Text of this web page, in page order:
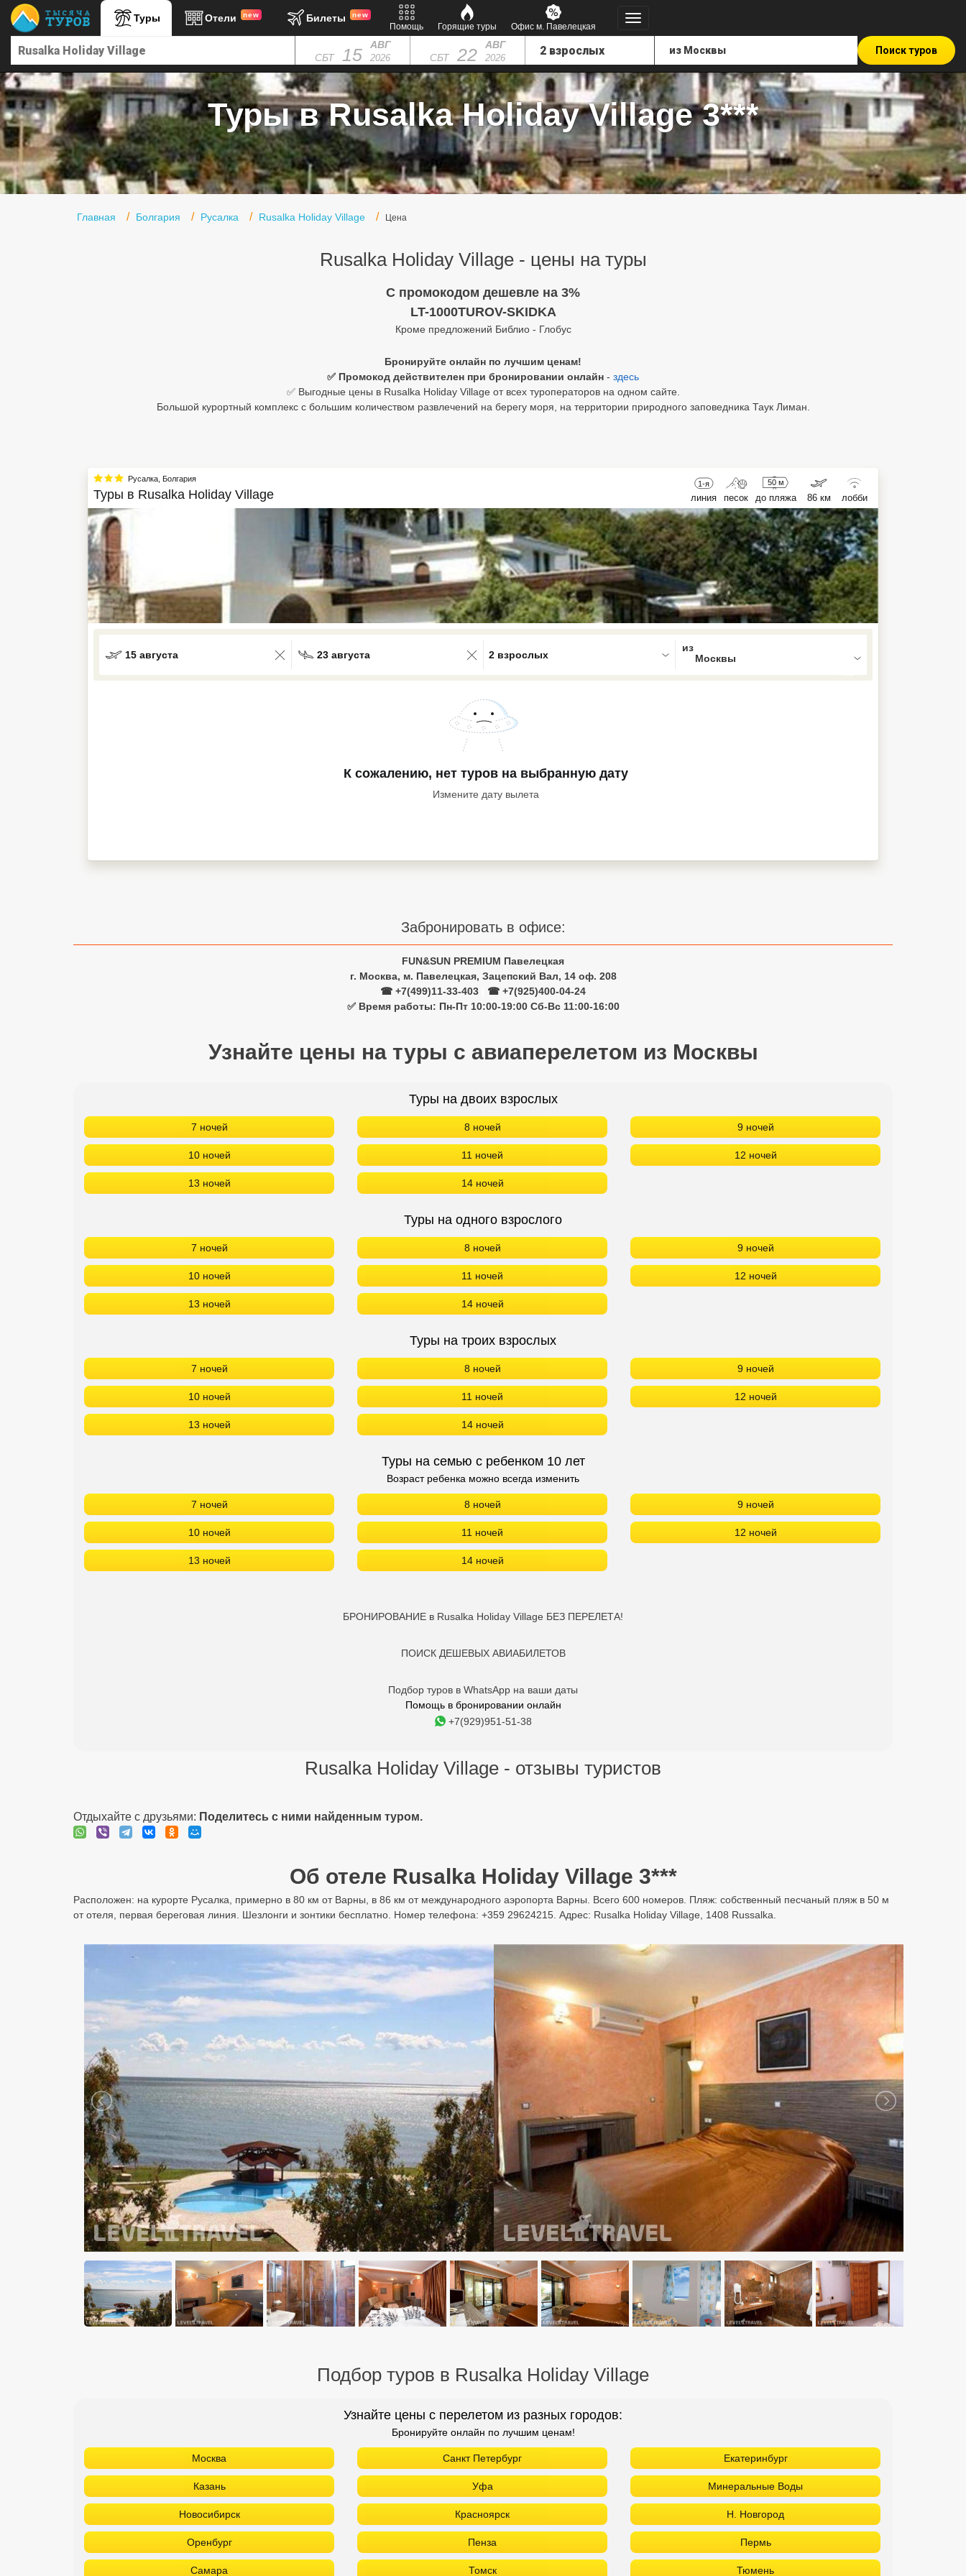
Туры Отели new Билеты new
Помощь Горящие туры Офис м. Павелецкая
СБТ 15 АВГ
2026 СБТ 22 АВГ
2026
Поиск туров
Туры в Rusalka Holiday Village 3***
Главная Болгария Русалка Rusalka Holiday Village Цена
Rusalka Holiday Village - цены на туры
C промокодом дешевле на 3%
LT-1000TUROV-SKIDKA
Кроме предложений Библио - Глобус
Бронируйте онлайн по лучшим ценам!
✅ Промокод действителен при бронировании онлайн - здесь
✅ Выгодные цены в Rusalka Holiday Village от всех туроператоров на одном сайте.
Большой курортный комплекс с большим количеством развлечений на берегу моря, на территории природного заповедника Таук Лиман.
Русалка, Болгария
Туры в Rusalka Holiday Village
1-я
линия песок
50 м
до пляжа 86 км лобби
15 августа 23 августа
0 results available. Select is focused , press Down to open the menu,
2 взрослых
К сожалению, нет туров на выбранную дату
Измените дату вылета
Забронировать в офисе:
FUN&SUN PREMIUM Павелецкая
г. Москва, м. Павелецкая, Зацепский Вал, 14 оф. 208
☎ +7(499)11-33-403
☎ +7(925)400-04-24
✅ Время работы: Пн-Пт 10:00-19:00 Сб-Вс 11:00-16:00
Узнайте цены на туры с авиаперелетом из Москвы
Туры на двоих взрослых
7 ночей 8 ночей 9 ночей
10 ночей 11 ночей 12 ночей
13 ночей 14 ночей
Туры на одного взрослого
7 ночей 8 ночей 9 ночей
10 ночей 11 ночей 12 ночей
13 ночей 14 ночей
Туры на троих взрослых
7 ночей 8 ночей 9 ночей
10 ночей 11 ночей 12 ночей
13 ночей 14 ночей
Туры на семью с ребенком 10 лет
Возраст ребенка можно всегда изменить
7 ночей 8 ночей 9 ночей
10 ночей 11 ночей 12 ночей
13 ночей 14 ночей
БРОНИРОВАНИЕ в Rusalka Holiday Village БЕЗ ПЕРЕЛЕТА!
ПОИСК ДЕШЕВЫХ АВИАБИЛЕТОВ
Подбор туров в WhatsApp на ваши даты
Помощь в бронировании онлайн
+7(929)951-51-38
Rusalka Holiday Village - отзывы туристов
Отдыхайте с друзьями: Поделитесь с ними найденным туром.
Об отеле Rusalka Holiday Village 3***
Расположен: на курорте Русалка, примерно в 80 км от Варны, в 86 км от международного аэропорта Варны. Всего 600 номеров. Пляж: собственный песчаный пляж в 50 м
от отеля, первая береговая линия. Шезлонги и зонтики бесплатно. Номер телефона: +359 29624215. Адрес: Rusalka Holiday Village, 1408 Russalka.
Подбор туров в Rusalka Holiday Village
Узнайте цены с перелетом из разных городов:
Бронируйте онлайн по лучшим ценам!
Москва Санкт Петербург Екатеринбург
Казань Уфа Минеральные Воды
Новосибирск Красноярск Н. Новгород
Оренбург Пенза Пермь
Самара Томск Тюмень
Главная
Туры в Турцию
Туры в Египет
Туры в ОАЭ
Офис г. Москва
Северный Гоа
Сетевые отели Мальдив
Сетевые отели Сейшел
Сетевые отели Маврикия